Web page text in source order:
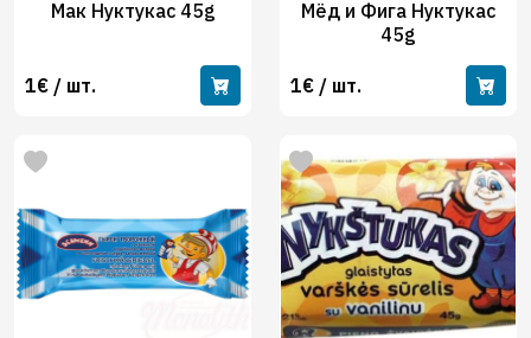
Мак Нуктукас 45g
1€ / шт.
Мёд и Фига Нуктукас
45g
1€ / шт.